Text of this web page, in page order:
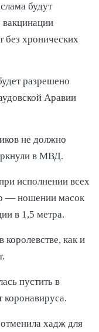
будут
без хронических
разрешено
Аравии
не должно
в МВД.
исполнении всех
— ношении масок
в 1,5 метра.
как и
пустить в
коронавируса.
хадж для